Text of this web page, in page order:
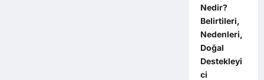
Nedir?
Belirtileri,
Nedenleri,
Doğal
Destekleyi
ci